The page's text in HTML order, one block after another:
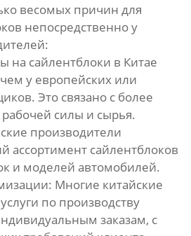
весомых причин для
непосредственно у
на сайлентблоки в Китае
у европейских или
Это связано с более
силы и сырья.
производители
ассортимент сайлентблоков
и моделей автомобилей.
Многие китайские
по производству
заказам, с